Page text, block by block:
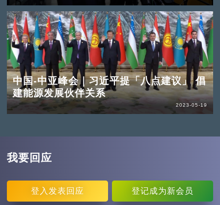
中国-中亚峰会｜习近平提「八点建议」 倡
建能源发展伙伴关系
2023-05-19
我要回应
登入 发表回应 登记成为新会员